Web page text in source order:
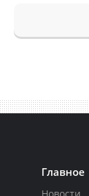
Главное